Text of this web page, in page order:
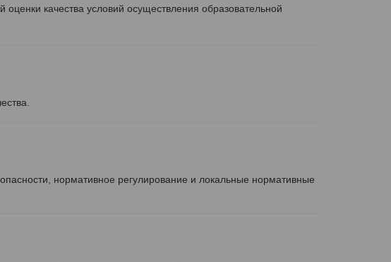
качества условий осуществления образовательной
нормативное регулирование и локальные нормативные